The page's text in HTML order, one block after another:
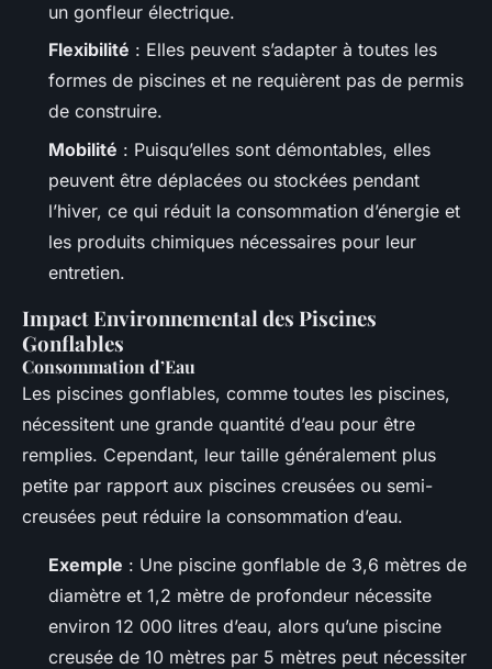
un gonfleur électrique.
Flexibilité : Elles peuvent s’adapter à toutes les
formes de piscines et ne requièrent pas de permis
de construire.
Mobilité : Puisqu’elles sont démontables, elles
peuvent être déplacées ou stockées pendant
l’hiver, ce qui réduit la consommation d’énergie et
les produits chimiques nécessaires pour leur
entretien.
Impact Environnemental des Piscines
Gonflables
Consommation d’Eau
Les piscines gonflables, comme toutes les piscines,
nécessitent une grande quantité d’eau pour être
remplies. Cependant, leur taille généralement plus
petite par rapport aux piscines creusées ou semi-
creusées peut réduire la consommation d’eau.
Exemple : Une piscine gonflable de 3,6 mètres de
diamètre et 1,2 mètre de profondeur nécessite
environ 12 000 litres d’eau, alors qu’une piscine
creusée de 10 mètres par 5 mètres peut nécessiter